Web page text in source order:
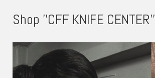
Shop ''CFF KNIFE CENTER''